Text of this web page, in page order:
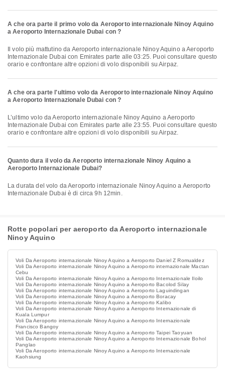
A che ora parte il primo volo da Aeroporto internazionale Ninoy Aquino
a Aeroporto Internazionale Dubai con ?
Internazionale Dubai con Emirates parte alle 03:25. Puoi consultare questo
orario e confrontare altre opzioni di volo disponibili su Airpaz.
A che ora parte l'ultimo volo da Aeroporto internazionale Ninoy Aquino
a Aeroporto Internazionale Dubai con ?
L’ultimo volo da Aeroporto internazionale Ninoy Aquino a Aeroporto
Internazionale Dubai con Emirates parte alle 23:55. Puoi consultare questo
orario e confrontare altre opzioni di volo disponibili su Airpaz.
Quanto dura il volo da Aeroporto internazionale Ninoy Aquino a
Aeroporto Internazionale Dubai?
La durata del volo da Aeroporto internazionale Ninoy Aquino a Aeroporto
Internazionale Dubai è di circa 9h 12min.
Rotte popolari per aeroporto da Aeroporto internazionale
Ninoy Aquino
Voli Da Aeroporto internazionale Ninoy Aquino a Aeroporto Daniel Z Romualdez
Voli Da Aeroporto internazionale Ninoy Aquino a Aeroporto internazionale Mactan
Cebu
Voli Da Aeroporto internazionale Ninoy Aquino a Aeroporto Internazionale Iloilo
Voli Da Aeroporto internazionale Ninoy Aquino a Aeroporto Bacolod Silay
Voli Da Aeroporto internazionale Ninoy Aquino a Aeroporto Laguindingan
Voli Da Aeroporto internazionale Ninoy Aquino a Aeroporto Boracay
Voli Da Aeroporto internazionale Ninoy Aquino a Aeroporto Kalibo
Voli Da Aeroporto internazionale Ninoy Aquino a Aeroporto Internazionale di
Kuala Lumpur
Voli Da Aeroporto internazionale Ninoy Aquino a Aeroporto Internazionale
Francisco Bangoy
Voli Da Aeroporto internazionale Ninoy Aquino a Aeroporto Taipei Taoyuan
Voli Da Aeroporto internazionale Ninoy Aquino a Aeroporto Internazionale Bohol
Panglao
Voli Da Aeroporto internazionale Ninoy Aquino a Aeroporto Internazionale
Kaohsiung